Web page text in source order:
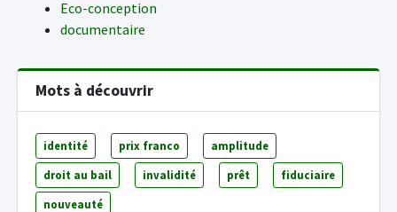
Eco-conception
documentaire
Mots à découvrir
identité prix franco amplitude
droit au bail invalidité prêt fiduciaire
nouveauté